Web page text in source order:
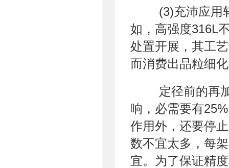
(3)充沛应用
如，高强度316L
处置开展，其工
而消费出品粒细
定径前的再
响，必需要有
作用外，还要停
数不宜太多，每
宜。为了保证精